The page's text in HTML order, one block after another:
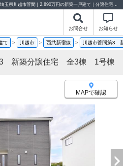
川越市菅間第3 新築分譲住宅 全3棟 1号棟 埼玉県川越市菅間｜2,890万円の新築一戸建て｜分譲住宅や新築物件｜センチュリー21クレド
お問合せ お知らせ
て > 川越市 > 西武新宿線 > 川越市菅間第3
3 新築分譲住宅 全3棟 1号棟
MAPで確認